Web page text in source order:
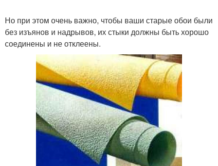
Но при этом очень важно, чтобы ваши старые обои были
без изъянов и надрывов, их стыки должны быть хорошо
соединены и не отклеены.